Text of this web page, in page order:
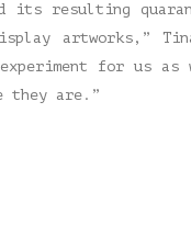
its resulting
artworks,”
for us as
they are.”